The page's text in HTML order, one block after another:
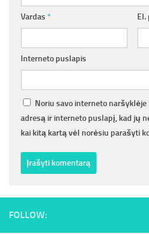
Vardas * El.
Interneto puslapis
Noriu savo interneto
adresą ir interneto puslapį, kad jų
kai kitą kartą vėl norėsiu parašyti
FOLLOW: